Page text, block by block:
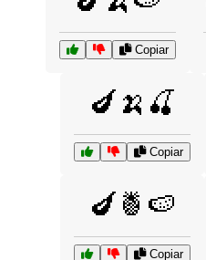
Copiar
🍆🍌🍒
Copiar
🍆🍍🍉
Copiar